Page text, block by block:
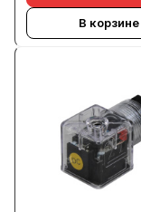
В корзине